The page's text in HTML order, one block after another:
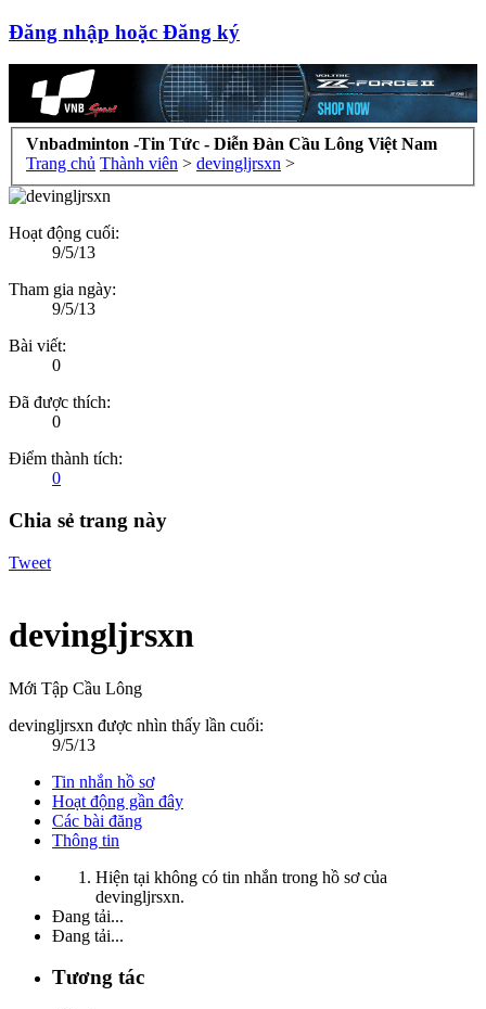
Đăng nhập hoặc Đăng ký
Vnbadminton -Tin Tức - Diễn Đàn Cầu Lông Việt Nam
Trang chủ Thành viên > devingljrsxn >
Hoạt động cuối:
9/5/13
Tham gia ngày:
9/5/13
Bài viết:
0
Đã được thích:
0
Điểm thành tích:
0
Chia sẻ trang này
Tweet
devingljrsxn
Mới Tập Cầu Lông
devingljrsxn được nhìn thấy lần cuối:
9/5/13
Tin nhắn hồ sơ
Hoạt động gần đây
Các bài đăng
Thông tin
Hiện tại không có tin nhắn trong hồ sơ của
devingljrsxn.
Đang tải...
Đang tải...
Tương tác